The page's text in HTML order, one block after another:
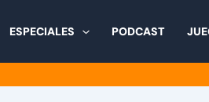
ESPECIALES PODCAST